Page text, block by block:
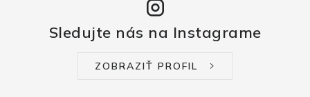
Sledujte nás na Instagrame
ZOBRAZIŤ PROFIL